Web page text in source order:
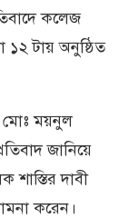
কলেজ
টায় অনুষ্ঠিত
মোঃ ময়নুল
জানিয়ে
শাস্তির দাবী
করেন।